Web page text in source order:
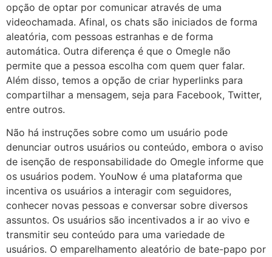
opção de optar por comunicar através de uma
videochamada. Afinal, os chats são iniciados de forma
aleatória, com pessoas estranhas e de forma
automática. Outra diferença é que o Omegle não
permite que a pessoa escolha com quem quer falar.
Além disso, temos a opção de criar hyperlinks para
compartilhar a mensagem, seja para Facebook, Twitter,
entre outros.
Não há instruções sobre como um usuário pode
denunciar outros usuários ou conteúdo, embora o aviso
de isenção de responsabilidade do Omegle informe que
os usuários podem. YouNow é uma plataforma que
incentiva os usuários a interagir com seguidores,
conhecer novas pessoas e conversar sobre diversos
assuntos. Os usuários são incentivados a ir ao vivo e
transmitir seu conteúdo para uma variedade de
usuários. O emparelhamento aleatório de bate-papo por